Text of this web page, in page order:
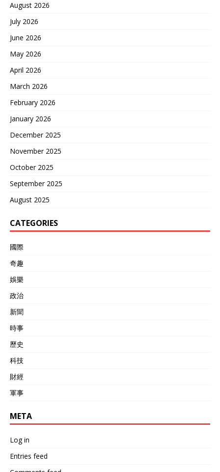
August 2026
July 2026
June 2026
May 2026
April 2026
March 2026
February 2026
January 2026
December 2025
November 2025
October 2025
September 2025
August 2025
CATEGORIES
國際
奇趣
娛樂
政治
新聞
時事
歷史
科技
財經
軍事
META
Log in
Entries feed